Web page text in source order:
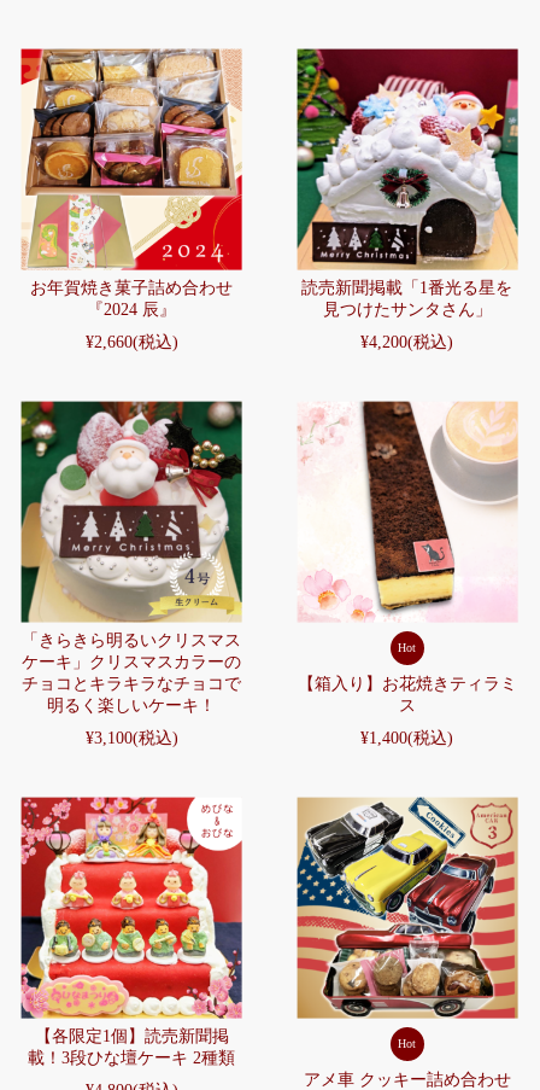
お年賀焼き菓子詰め合わせ
『2024 辰』
¥2,660(税込)
読売新聞掲載「1番光る星を
見つけたサンタさん」
¥4,200(税込)
「きらきら明るいクリスマス
ケーキ」クリスマスカラーの
チョコとキラキラなチョコで
明るく楽しいケーキ！
¥3,100(税込)
Hot
【箱入り】お花焼きティラミ
ス
¥1,400(税込)
【各限定1個】読売新聞掲
載！3段ひな壇ケーキ 2種類
Hot
アメ車 クッキー詰め合わせ